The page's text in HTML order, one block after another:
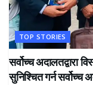
TOP STORIES
सर्वोच्च अदालतद्वारा
सुनिश्चित गर्न सर्वोच्च